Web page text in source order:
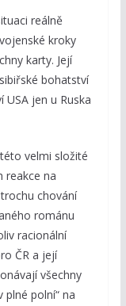
reálně
kroky
karty. Její
bohatství
jen u Ruska
velmi složité
reakce na
chování
románu
racionální
ČR a její
všechny
plné polní“ na